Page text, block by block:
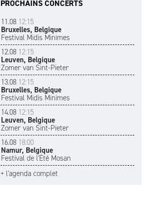
PROCHAINS CONCERTS
11.08 12:15
Bruxelles, Belgique
Festival Midis Minimes
12.08 12:15
Leuven, Belgique
Zomer van Sint-Pieter
13.08 12:15
Bruxelles, Belgique
Festival Midis Minimes
14.08 12:15
Leuven, Belgique
Zomer van Sint-Pieter
16.08 18:00
Namur, Belgique
Festival de l'Été Mosan
+ l'agenda complet